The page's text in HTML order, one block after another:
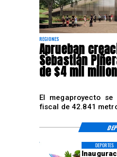
DEPORTES
REGIONES
Aprueban
Sebastián
de $4 mil
El megaproyecto
fiscal de 42.841